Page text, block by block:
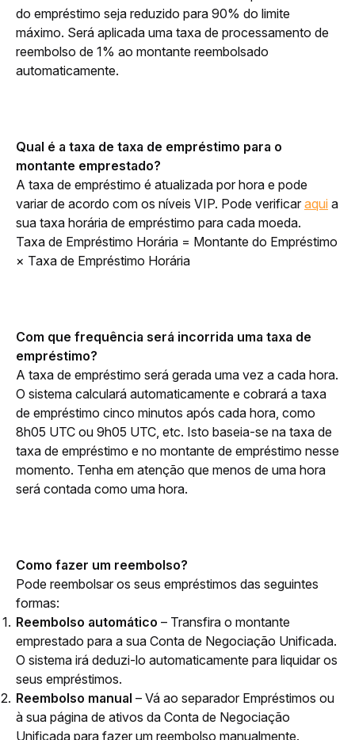
do empréstimo seja reduzido para 90% do limite
máximo. Será aplicada uma taxa de processamento de
reembolso de 1% ao montante reembolsado
automaticamente.
Qual é a taxa de taxa de empréstimo para o
montante emprestado?
A taxa de empréstimo é atualizada por hora e pode
variar de acordo com os níveis VIP. Pode verificar aqui a
sua taxa horária de empréstimo para cada moeda.
Taxa de Empréstimo Horária = Montante do Empréstimo
× Taxa de Empréstimo Horária
Com que frequência será incorrida uma taxa de
empréstimo?
A taxa de empréstimo será gerada uma vez a cada hora.
O sistema calculará automaticamente e cobrará a taxa
de empréstimo cinco minutos após cada hora, como
8h05 UTC ou 9h05 UTC, etc. Isto baseia-se na taxa de
taxa de empréstimo e no montante de empréstimo nesse
momento. Tenha em atenção que menos de uma hora
será contada como uma hora.
Como fazer um reembolso?
Pode reembolsar os seus empréstimos das seguintes
formas:
Reembolso automático – Transfira o montante
emprestado para a sua Conta de Negociação Unificada.
O sistema irá deduzi-lo automaticamente para liquidar os
seus empréstimos.
Reembolso manual – Vá ao separador Empréstimos ou
à sua página de ativos da Conta de Negociação
Unificada para fazer um reembolso manualmente.